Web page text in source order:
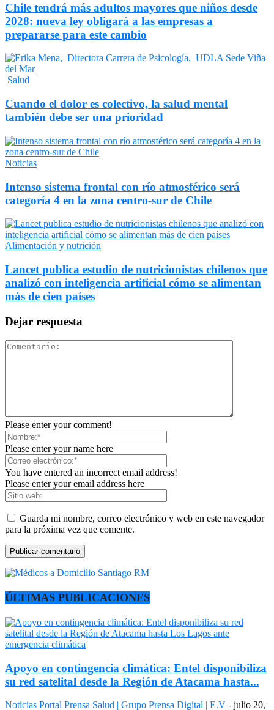
Chile tendrá más adultos mayores que niños desde
2028: nueva ley obligará a las empresas a
prepararse para este cambio
Salud
Cuando el dolor es colectivo, la salud mental
también debe ser una prioridad
Noticias
Intenso sistema frontal con río atmosférico será
categoría 4 en la zona centro-sur de Chile
Alimentación y nutrición
Lancet publica estudio de nutricionistas chilenos que
analizó con inteligencia artificial cómo se alimentan
más de cien países
Dejar respuesta
Please enter your comment!
Please enter your name here
You have entered an incorrect email address!
Please enter your email address here
Guarda mi nombre, correo electrónico y web en este navegador
para la próxima vez que comente.
ÚLTIMAS PUBLICACIONES
Apoyo en contingencia climática: Entel disponibiliza
su red satelital desde la Región de Atacama hasta...
Noticias Portal Prensa Salud | Grupo Prensa Digital | E.V - julio 20,